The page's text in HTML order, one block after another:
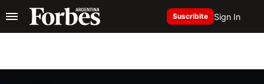
Suscribite Sign In